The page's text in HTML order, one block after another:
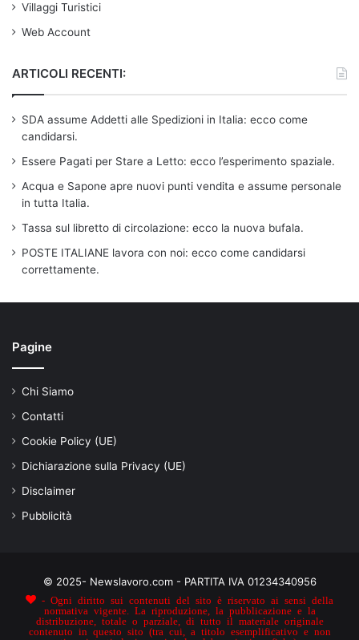
Villaggi Turistici
Web Account
ARTICOLI RECENTI:
SDA assume Addetti alle Spedizioni in Italia: ecco come
candidarsi.
Essere Pagati per Stare a Letto: ecco l’esperimento spaziale.
Acqua e Sapone apre nuovi punti vendita e assume personale
in tutta Italia.
Tassa sul libretto di circolazione: ecco la nuova bufala.
POSTE ITALIANE lavora con noi: ecco come candidarsi
correttamente.
Pagine
Chi Siamo
Contatti
Cookie Policy (UE)
Dichiarazione sulla Privacy (UE)
Disclaimer
Pubblicità
© 2025- Newslavoro.com - PARTITA IVA 01234340956
- Ogni diritto sui contenuti del sito è riservato ai sensi della
normativa vigente. La riproduzione, la pubblicazione e la
distribuzione, totale o parziale, di tutto il materiale originale
contenuto in questo sito (tra cui, a titolo esemplificativo e non